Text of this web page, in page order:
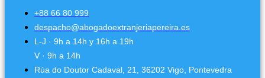
+88 66 80 999
despacho@abogadoextranjeriapereira.es
L-J · 9h a 14h y 16h a 19h
V · 9h a 14h
Rúa do Doutor Cadaval, 21, 36202 Vigo, Pontevedra